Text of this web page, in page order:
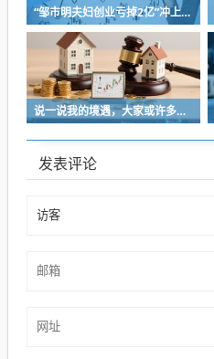
“邹市明夫妇创业亏掉2亿”冲上热搜！妻子冉莹颖自曝多个项目关停，不得不卖房偿债！
说一说我的境遇，大家或许多少能对于长沙这座城的人事物有些体会
发表评论